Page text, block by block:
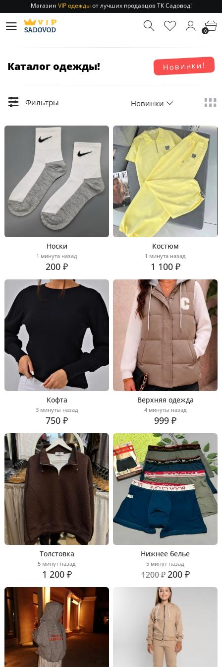
Отправление заказа 1-3 дняпо РФ и МСК!
Магазин
от лучших продавцов ТК Садовод!
0
Новинки!
Каталог одежды!
Фильтры Новинки
Носки
1 минута назад
200 ₽
Костюм
1 минута назад
1 100 ₽
Кофта
3 минуты назад
750 ₽
Верхняя одежда
4 минуты назад
999 ₽
Толстовка
5 минут назад
1 200 ₽
Нижнее белье
5 минут назад
1200 ₽ 200 ₽